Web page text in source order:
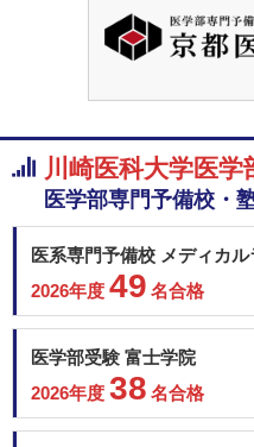
東京女子医科大学
川崎医科大学
偏差値ラン
川崎医科大学医学
医学部専門予備校・
医系専門予備校 メディカル
2026年度 49 名合格
医学部受験 富士学院
2026年度 38 名合格